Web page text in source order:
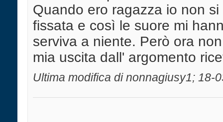
Quando ero ragazza io non
fissata e così le suore mi
serviva a niente. Però ora
mia uscita dall' argomento
Ultima modifica di nonnagiusy1; 18-